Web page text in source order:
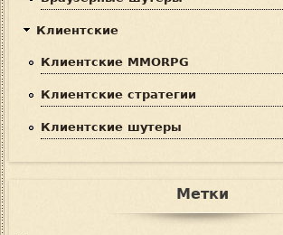
Клиентские
Клиентские MMORPG
Клиентские стратегии
Клиентские шутеры
Метки